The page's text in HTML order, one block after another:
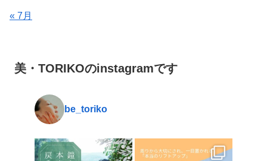
« 7月
美・TORIKOのinstagramです
be_toriko